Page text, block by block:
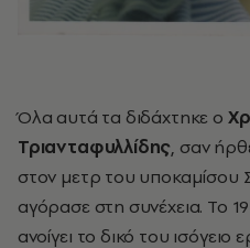
Όλα αυτά τα διδάχτηκε ο
Τριανταφυλλίδης, σαν
στον μετρ του υποκαμίσου
αγόρασε στη συνέχεια. Το
ανοίγει το δικό του